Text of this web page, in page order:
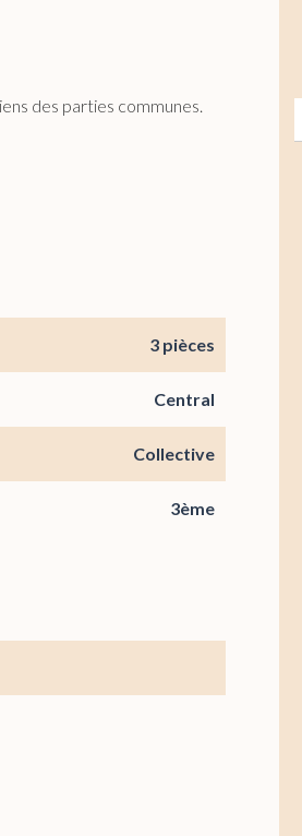
des parties communes.
3 pièces
Central
Collective
3ème